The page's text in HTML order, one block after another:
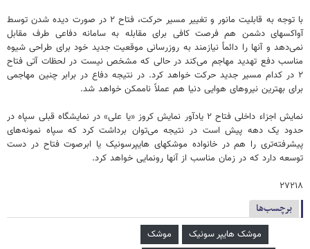
با توجه به قابلیت مانور و تغییر مسیر حرکت، فتاح ۲ در صورت دیده شدن توسط
آواکسهای دشمن هم فرصت کافی برای مقابله به سامانه دفاعی طرف مقابل
نمی‌دهد و آنها را دائماً نیازمند به روزرسانی موقعیت جدید خود برای طراحی شیوه
مناسب دفع تهدید مهاجم می‌کند در حالی که مشخص نیست در لحظات آتی فتاح
۲ در کدام مسیر جدید حرکت خواهد کرد. در نتیجه دفاع در برابر چنین مهاجمی
برای بهترین نیروهای هوایی دنیا هم عملاً ناممکن خواهد شد.
نمایش اجزاء داخلی فتاح ۲ یادآور نمایش کروز «یا علی» در نمایشگاه قبلی سپاه در
حدود یک دهه پیش است در نتیجه می‌توان برداشت کرد که سپاه نمونه‌های
پیشرفته‌تری را هم در خانواده موشکهای هایپرسونیک یا ابرصوت فتاح در دست
توسعه دارد که در زمان مناسب از آنها رونمایی خواهد کرد.
۲۷۲۱۸
برچسب‌ها
موشک هایپر سونیک
موشک